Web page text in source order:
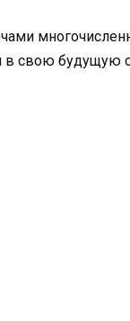
свою будущую